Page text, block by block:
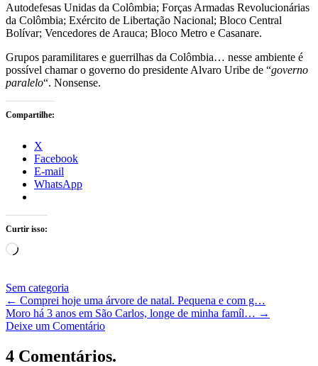
Autodefesas Unidas da Colômbia; Forças Armadas Revolucionárias
da Colômbia; Exército de Libertação Nacional; Bloco Central
Bolívar; Vencedores de Arauca; Bloco Metro e Casanare.
Grupos paramilitares e guerrilhas da Colômbia… nesse ambiente é
possível chamar o governo do presidente Alvaro Uribe de “governo
paralelo“. Nonsense.
Compartilhe:
X
Facebook
E-mail
WhatsApp
Curtir isso:
Carregando...
Sem categoria
← Comprei hoje uma árvore de natal. Pequena e com g…
Moro há 3 anos em São Carlos, longe de minha famíl… →
Deixe um Comentário
4 Comentários.